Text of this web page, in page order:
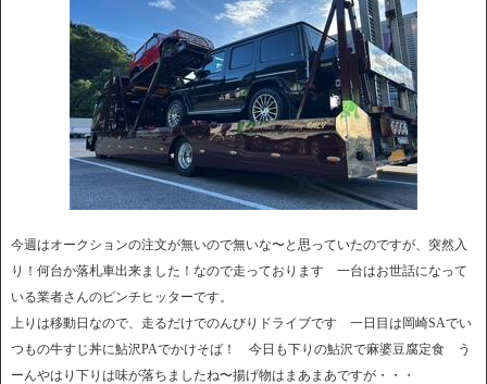
今週はオークションの注文が無いので無いな〜と思っていたのですが、突然入
り！何台か落札車出来ました！なので走っております 一台はお世話になって
いる業者さんのピンチヒッターです。
上りは移動日なので、走るだけでのんびりドライブです 一日目は岡崎SAでい
つもの牛すじ丼に鮎沢PAでかけそば！ 今日も下りの鮎沢で麻婆豆腐定食 う
ーんやはり下りは味が落ちましたね〜揚げ物はまあまあですが・・・